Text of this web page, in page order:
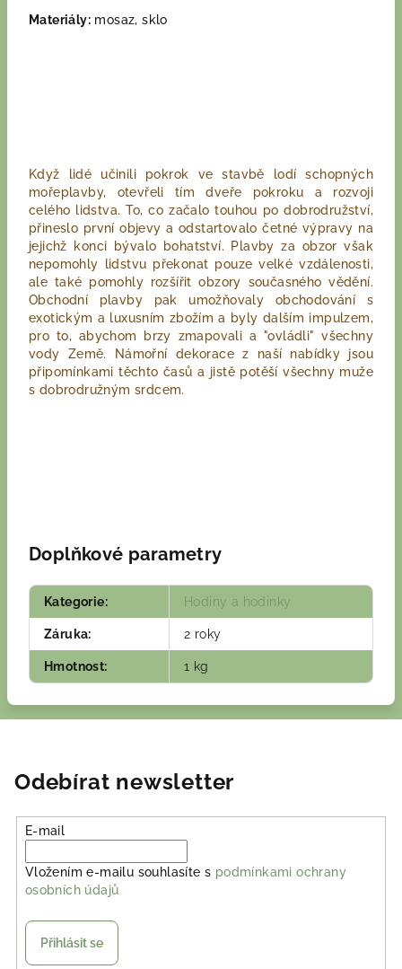
Materiály: mosaz, sklo
Když lidé učinili pokrok ve stavbě lodí schopných
mořeplavby, otevřeli tím dveře pokroku a rozvoji
celého lidstva. To, co začalo touhou po dobrodružství,
přineslo první objevy a odstartovalo četné výpravy na
jejichž konci bývalo bohatství. Plavby za obzor však
nepomohly lidstvu překonat pouze velké vzdálenosti,
ale také pomohly rozšířit obzory současného vědění.
Obchodní plavby pak umožňovaly obchodování s
exotickým a luxusním zbožím a byly dalším impulzem,
pro to, abychom brzy zmapovali a "ovládli" všechny
vody Země. Námořní dekorace z naší nabídky jsou
připomínkami těchto časů a jistě potěší všechny muže
s dobrodružným srdcem.
Doplňkové parametry
Kategorie: Hodiny a hodinky
Záruka: 2 roky
Hmotnost: 1 kg
Odebírat newsletter
E-mail
Vložením e-mailu souhlasíte s podmínkami ochrany
osobních údajů
Přihlásit se